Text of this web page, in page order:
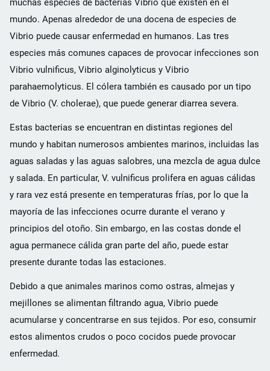
muchas especies de bacterias Vibrio que existen en el
mundo. Apenas alrededor de una docena de especies de
Vibrio puede causar enfermedad en humanos. Las tres
especies más comunes capaces de provocar infecciones son
Vibrio vulnificus, Vibrio alginolyticus y Vibrio
parahaemolyticus. El cólera también es causado por un tipo
de Vibrio (V. cholerae), que puede generar diarrea severa.
Estas bacterias se encuentran en distintas regiones del
mundo y habitan numerosos ambientes marinos, incluidas las
aguas saladas y las aguas salobres, una mezcla de agua dulce
y salada. En particular, V. vulnificus prolifera en aguas cálidas
y rara vez está presente en temperaturas frías, por lo que la
mayoría de las infecciones ocurre durante el verano y
principios del otoño. Sin embargo, en las costas donde el
agua permanece cálida gran parte del año, puede estar
presente durante todas las estaciones.
Debido a que animales marinos como ostras, almejas y
mejillones se alimentan filtrando agua, Vibrio puede
acumularse y concentrarse en sus tejidos. Por eso, consumir
estos alimentos crudos o poco cocidos puede provocar
enfermedad.